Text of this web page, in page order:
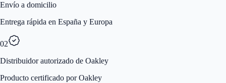
Envío a domicilio
Entrega rápida en España y Europa
02
Distribuidor autorizado de Oakley
Producto certificado por Oakley